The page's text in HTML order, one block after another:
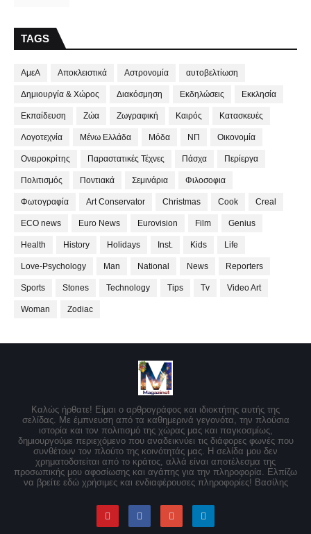
TAGS
ΑμεΑ Αποκλειστικά Αστρονομία αυτοβελτίωση
Δημιουργία & Χώρος Διακόσμηση Εκδηλώσεις Εκκλησία
Εκπαίδευση Ζώα Ζωγραφική Καιρός Κατασκευές
Λογοτεχνία Μένω Ελλάδα Μόδα ΝΠ Οικονομία
Ονειροκρίτης Παραστατικές Τέχνες Πάσχα Περίεργα
Πολιτισμός Ποντιακά Σεμινάρια Φιλοσοφια
Φωτογραφία Art Conservator Christmas Cook Creal
ECO news Euro News Eurovision Film Genius
Health History Holidays Inst. Kids Life
Love-Psychology Man National News Reporters
Sports Stones Technology Tips Tv Video Art
Woman Zodiac
Καλώς ήρθατε! Είμαι ο αρθρογράφος και ιδιοκτήτης αυτής της
σελίδας. Με έμπνευση από τα καθημερινά γεγονότα, την πλούσια
ιστορία και τον πολιτισμό της χώρας μας και παγκοσμίως,
δημιουργούμε περιεχόμενο που αναδεικνύει τις διάφορες φωνές που
συνθέτουν τον πλούτο της κοινότητάς μας. Η σελίδα μου δεν
χρηματοδοτείται από το κράτος, αλλά είναι αποτέλεσμα της
προσωπικής μου αφοσίωσης και αγάπης για την πληροφορία. Ελπίζω
να βρείτε εδώ χρήσιμες και ενδιαφέρουσες πληροφορίες! Βασίλης